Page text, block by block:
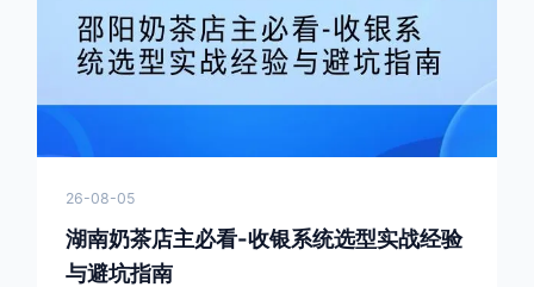
26-08-05
湖南奶茶店主必看-收银系统选型实战经验
与避坑指南